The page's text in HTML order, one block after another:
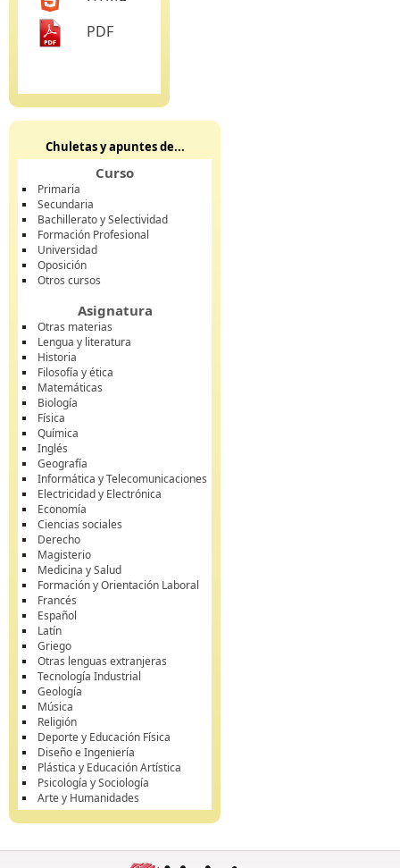
PDF
Chuletas y apuntes de...
Curso
Primaria
Secundaria
Bachillerato y Selectividad
Formación Profesional
Universidad
Oposición
Otros cursos
Asignatura
Otras materias
Lengua y literatura
Historia
Filosofía y ética
Matemáticas
Biología
Física
Química
Inglés
Geografía
Informática y Telecomunicaciones
Electricidad y Electrónica
Economía
Ciencias sociales
Derecho
Magisterio
Medicina y Salud
Formación y Orientación Laboral
Francés
Español
Latín
Griego
Otras lenguas extranjeras
Tecnología Industrial
Geología
Música
Religión
Deporte y Educación Física
Diseño e Ingeniería
Plástica y Educación Artística
Psicología y Sociología
Arte y Humanidades